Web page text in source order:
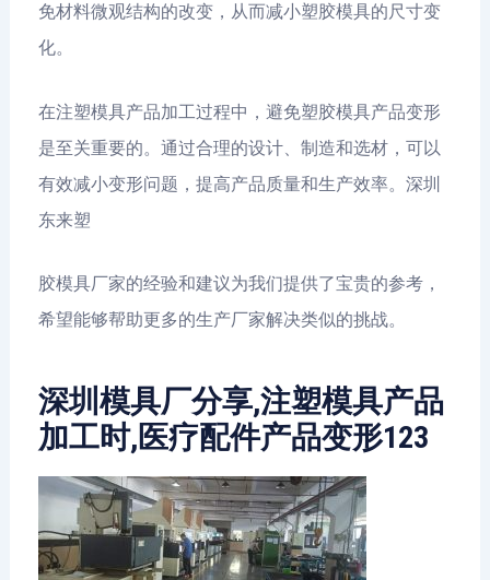
免材料微观结构的改变，从而减小塑胶模具的尺寸变
化。
在注塑模具产品加工过程中，避免塑胶模具产品变形
是至关重要的。通过合理的设计、制造和选材，可以
有效减小变形问题，提高产品质量和生产效率。深圳
东来塑
胶模具厂家的经验和建议为我们提供了宝贵的参考，
希望能够帮助更多的生产厂家解决类似的挑战。
深圳模具厂分享,注塑模具产品
加工时,医疗配件产品变形123